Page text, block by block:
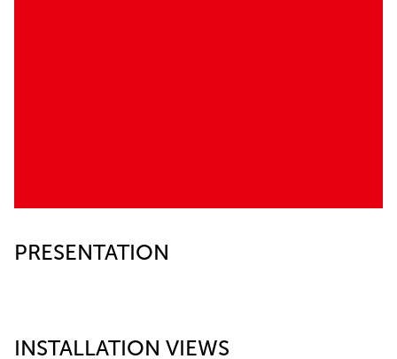
PRESENTATION
INSTALLATION VIEWS